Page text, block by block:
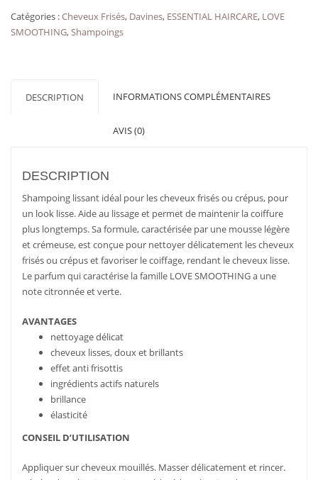
frisés
LOVE
format
Catégories :Cheveux Frisés, Davines, ESSENTIAL HAIRCARE, LOVE
SMOOTHING,Shampoings
DESCRIPTION INFORMATIONS COMPLÉMENTAIRES
AVIS (0)
DESCRIPTION
Shampoing lissant idéal pour les cheveux frisés ou crépus, pour
un look lisse. Aide au lissage et permet de maintenir la coiffure
plus longtemps. Sa formule, caractérisée par une mousse légère
et crémeuse, est conçue pour nettoyer délicatement les cheveux
frisés ou crépus et favoriser le coiffage, rendant le cheveux lisse.
Le parfum qui caractérise la famille LOVE SMOOTHING a une
note citronnée et verte.
AVANTAGES
nettoyage délicat
cheveux lisses, doux et brillants
effet anti frisottis
ingrédients actifs naturels
brillance
élasticité
CONSEIL D’UTILISATION
Appliquer sur cheveux mouillés. Masser délicatement et rincer.